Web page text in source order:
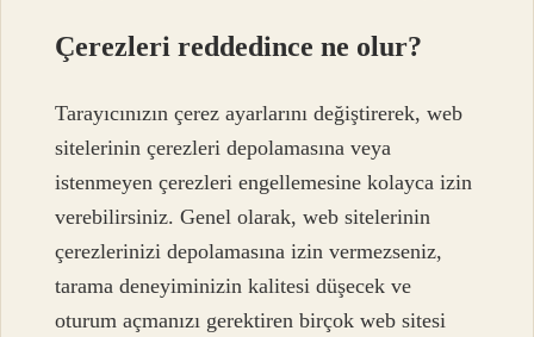
Çerezleri reddedince ne olur?
Tarayıcınızın çerez ayarlarını değiştirerek, web
sitelerinin çerezleri depolamasına veya
istenmeyen çerezleri engellemesine kolayca izin
verebilirsiniz. Genel olarak, web sitelerinin
çerezlerinizi depolamasına izin vermezseniz,
tarama deneyiminizin kalitesi düşecek ve
oturum açmanızı gerektiren birçok web sitesi